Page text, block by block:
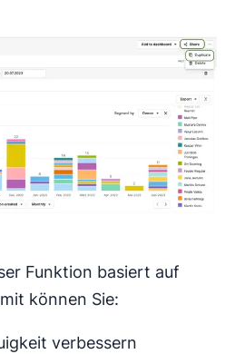
Funktion basiert auf
können Sie:
verbessern